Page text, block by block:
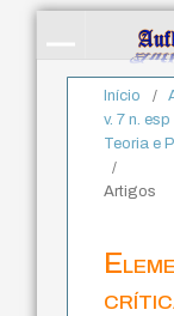
Início /
v. 7 n.
Teoria e
/
Artigos